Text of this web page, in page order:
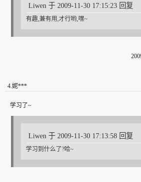
Liwen 于 2009-11-30 17:15:23 回复
有趣,兼有用,才行哟,嘿~
4.妮***
学习了~
Liwen 于 2009-11-30 17:13:58 回复
学习到什么了?哈~